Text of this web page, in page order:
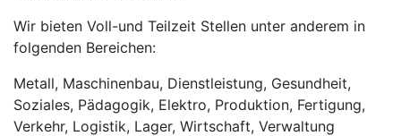
Wir bieten Voll-und Teilzeit Stellen unter anderem in
folgenden Bereichen:
Metall, Maschinenbau, Dienstleistung, Gesundheit,
Soziales, Pädagogik, Elektro, Produktion, Fertigung,
Verkehr, Logistik, Lager, Wirtschaft, Verwaltung